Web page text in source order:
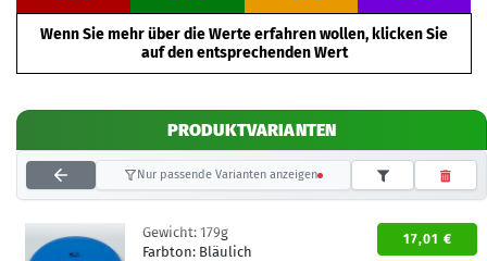
Wenn Sie mehr über die Werte erfahren wollen, klicken Sie
auf den entsprechenden Wert
PRODUKTVARIANTEN
Nur passende Varianten anzeigen
Gewicht: 179g
Farbton: Bläulich
17,01 €